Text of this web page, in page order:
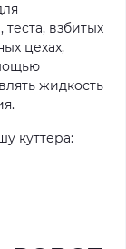
взбитых
цехах,
жидкость
куттера: